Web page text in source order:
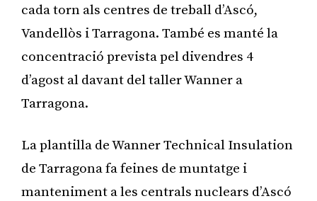
cada torn als centres de treball d’Ascó,
Vandellòs i Tarragona. També es manté la
concentració prevista pel divendres 4
d’agost al davant del taller Wanner a
Tarragona.
La plantilla de Wanner Technical Insulation
de Tarragona fa feines de muntatge i
manteniment a les centrals nuclears d’Ascó